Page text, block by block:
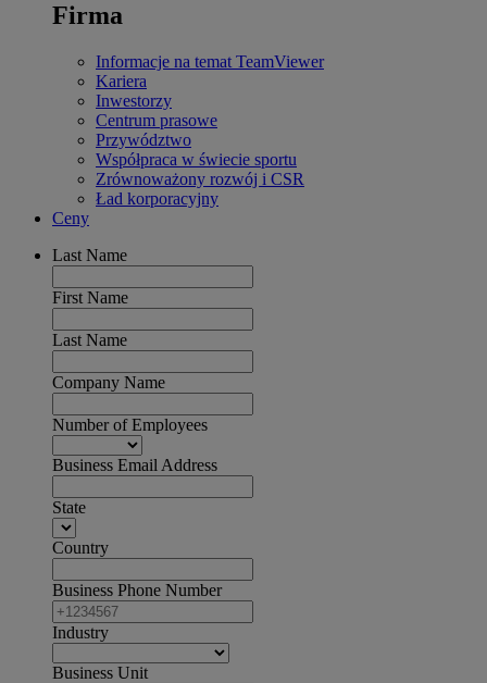
Firma
Informacje na temat TeamViewer
Kariera
Inwestorzy
Centrum prasowe
Przywództwo
Współpraca w świecie sportu
Zrównoważony rozwój i CSR
Ład korporacyjny
Ceny
Last Name
First Name
Last Name
Company Name
Number of Employees
Business Email Address
State
Country
Business Phone Number
Industry
Business Unit